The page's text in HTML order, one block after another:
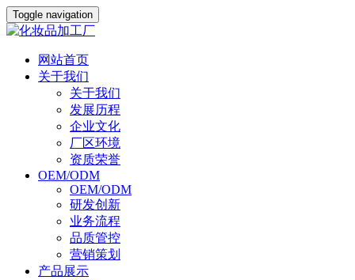
Toggle navigation
网站首页
关于我们
关于我们
发展历程
企业文化
厂区环境
资质荣誉
OEM/ODM
OEM/ODM
研发创新
业务流程
品质管控
营销策划
产品展示